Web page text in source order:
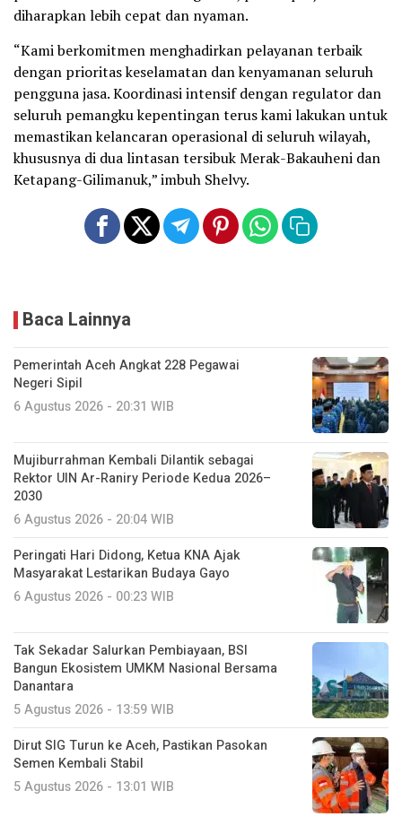
diharapkan lebih cepat dan nyaman.
“Kami berkomitmen menghadirkan pelayanan terbaik
dengan prioritas keselamatan dan kenyamanan seluruh
pengguna jasa. Koordinasi intensif dengan regulator dan
seluruh pemangku kepentingan terus kami lakukan untuk
memastikan kelancaran operasional di seluruh wilayah,
khususnya di dua lintasan tersibuk Merak-Bakauheni dan
Ketapang-Gilimanuk,” imbuh Shelvy.
Baca Lainnya
Pemerintah Aceh Angkat 228 Pegawai
Negeri Sipil
6 Agustus 2026 - 20:31 WIB
Mujiburrahman Kembali Dilantik sebagai
Rektor UIN Ar-Raniry Periode Kedua 2026–
2030
6 Agustus 2026 - 20:04 WIB
Peringati Hari Didong, Ketua KNA Ajak
Masyarakat Lestarikan Budaya Gayo
6 Agustus 2026 - 00:23 WIB
Tak Sekadar Salurkan Pembiayaan, BSI
Bangun Ekosistem UMKM Nasional Bersama
Danantara
5 Agustus 2026 - 13:59 WIB
Dirut SIG Turun ke Aceh, Pastikan Pasokan
Semen Kembali Stabil
5 Agustus 2026 - 13:01 WIB